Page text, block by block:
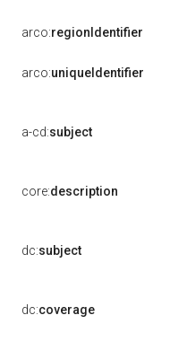
arco:regionIdentifier
arco:uniqueIdentifier
a-cd:subject
core:description
dc:subject
dc:coverage